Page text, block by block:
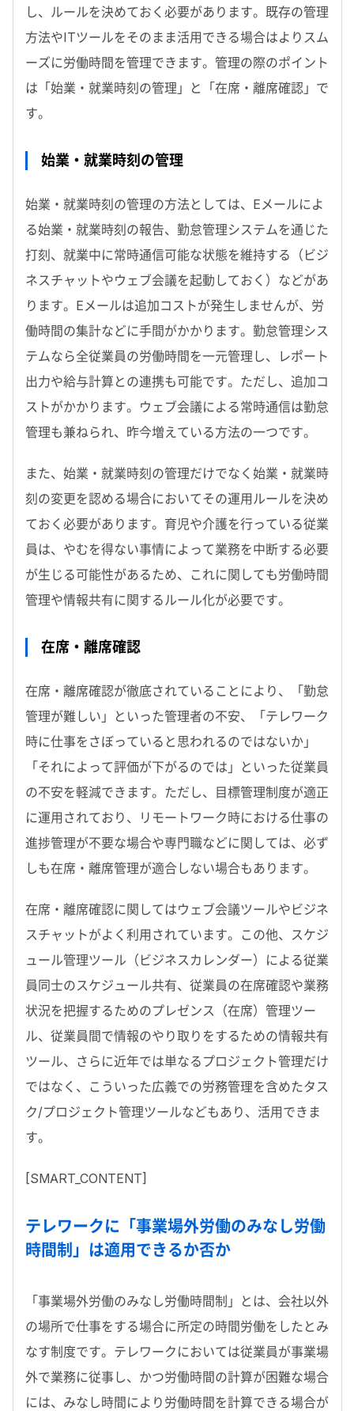
し、ルールを決めておく必要があります。既存の管理
方法やITツールをそのまま活用できる場合はよりスム
ーズに労働時間を管理できます。管理の際のポイント
は「始業・就業時刻の管理」と「在席・離席確認」で
す。
始業・就業時刻の管理
始業・就業時刻の管理の方法としては、Eメールによ
る始業・就業時刻の報告、勤怠管理システムを通じた
打刻、就業中に常時通信可能な状態を維持する（ビジ
ネスチャットやウェブ会議を起動しておく）などがあ
ります。Eメールは追加コストが発生しませんが、労
働時間の集計などに手間がかかります。勤怠管理シス
テムなら全従業員の労働時間を一元管理し、レポート
出力や給与計算との連携も可能です。ただし、追加コ
ストがかかります。ウェブ会議による常時通信は勤怠
管理も兼ねられ、昨今増えている方法の一つです。
また、始業・就業時刻の管理だけでなく始業・就業時
刻の変更を認める場合においてその運用ルールを決め
ておく必要があります。育児や介護を行っている従業
員は、やむを得ない事情によって業務を中断する必要
が生じる可能性があるため、これに関しても労働時間
管理や情報共有に関するルール化が必要です。
在席・離席確認
在席・離席確認が徹底されていることにより、「勤怠
管理が難しい」といった管理者の不安、「テレワーク
時に仕事をさぼっていると思われるのではないか」
「それによって評価が下がるのでは」といった従業員
の不安を軽減できます。ただし、目標管理制度が適正
に運用されており、リモートワーク時における仕事の
進捗管理が不要な場合や専門職などに関しては、必ず
しも在席・離席管理が適合しない場合もあります。
在席・離席確認に関してはウェブ会議ツールやビジネ
スチャットがよく利用されています。この他、スケジ
ュール管理ツール（ビジネスカレンダー）による従業
員同士のスケジュール共有、従業員の在席確認や業務
状況を把握するためのプレゼンス（在席）管理ツー
ル、従業員間で情報のやり取りをするための情報共有
ツール、さらに近年では単なるプロジェクト管理だけ
ではなく、こういった広義での労務管理を含めたタス
ク/プロジェクト管理ツールなどもあり、活用できま
す。
[SMART_CONTENT]
テレワークに「事業場外労働のみなし労働
時間制」は適用できるか否か
「事業場外労働のみなし労働時間制」とは、会社以外
の場所で仕事をする場合に所定の時間労働をしたとみ
なす制度です。テレワークにおいては従業員が事業場
外で業務に従事し、かつ労働時間の計算が困難な場合
には、みなし時間により労働時間を計算できる場合が